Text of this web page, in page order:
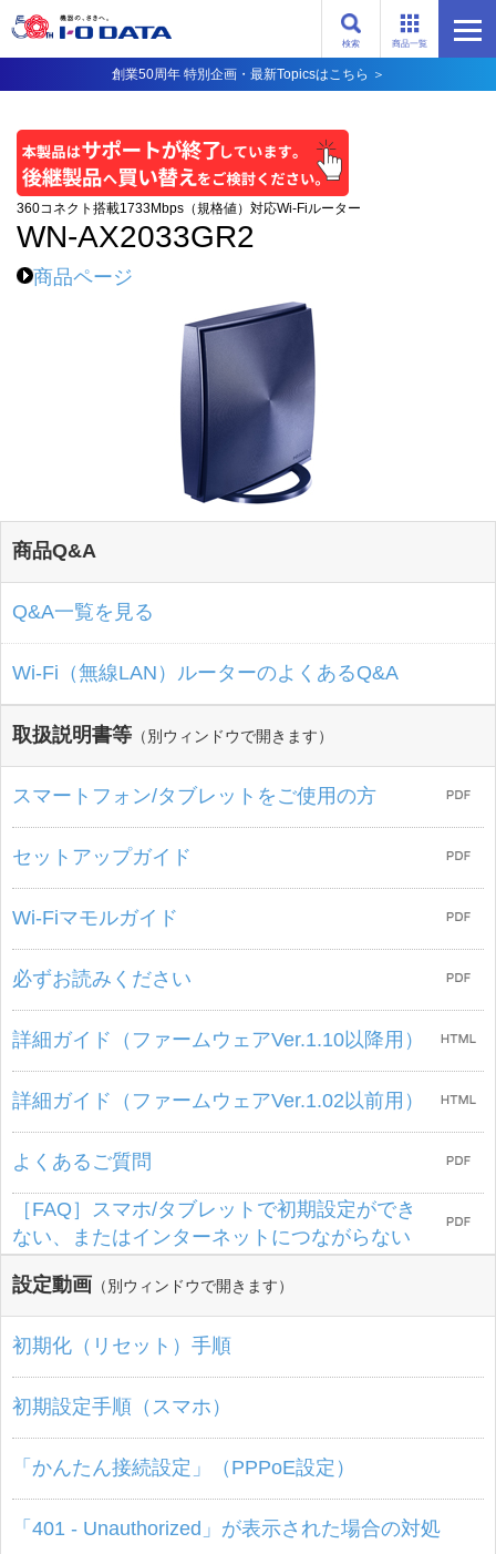
商品一覧
検索
創業50周年 特別企画・最新Topicsはこちら ＞
360コネクト搭載1733Mbps（規格値）対応Wi-Fiルーター
WN-AX2033GR2
商品ページ
商品Q&A
Q&A一覧を見る
Wi-Fi（無線LAN）ルーターのよくあるQ&A
取扱説明書等 （別ウィンドウで開きます）
スマートフォン/タブレットをご使用の方
セットアップガイド
Wi-Fiマモルガイド
必ずお読みください
詳細ガイド（ファームウェアVer.1.10以降用）
詳細ガイド（ファームウェアVer.1.02以前用）
よくあるご質問
［FAQ］スマホ/タブレットで初期設定ができ
ない、またはインターネットにつながらない
設定動画 （別ウィンドウで開きます）
初期化（リセット）手順
初期設定手順（スマホ）
「かんたん接続設定」（PPPoE設定）
「401 - Unauthorized」が表示された場合の対処